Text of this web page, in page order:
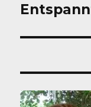
Nächster